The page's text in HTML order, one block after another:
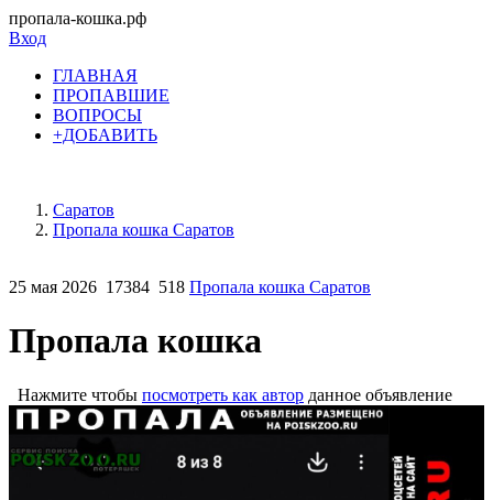
пропала-кошка.рф
Вход
ГЛАВНАЯ
ПРОПАВШИЕ
ВОПРОСЫ
+ДОБАВИТЬ
Саратов
Пропала кошка Саратов
25 мая 2026 17384 518 Пропала кошка Саратов
Пропала кошка
Нажмите чтобы посмотреть как автор данное объявление